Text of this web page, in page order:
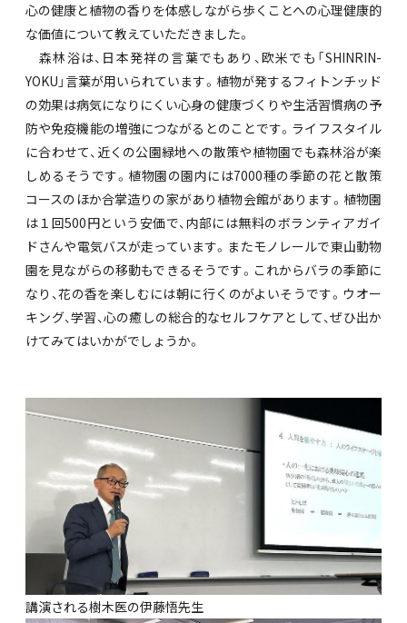
心の健康と植物の香りを体感しながら歩くことへの心理健康的
な価値について教えていただきました。
森林浴は、日本発祥の言葉でもあり、欧米でも「SHINRIN-
YOKU」言葉が用いられています。植物が発するフィトンチッド
の効果は病気になりにくい心身の健康づくりや生活習慣病の予
防や免疫機能の増強につながるとのことです。ライフスタイル
に合わせて、近くの公園緑地への散策や植物園でも森林浴が楽
しめるそうです。植物園の園内には7000種の季節の花と散策
コースのほか合掌造りの家があり植物会館があります。植物園
は１回500円という安価で、内部には無料のボランティアガイ
ドさんや電気バスが走っています。またモノレールで東山動物
園を見ながらの移動もできるそうです。これからバラの季節に
なり、花の香を楽しむには朝に行くのがよいそうです。ウオー
キング、学習、心の癒しの総合的なセルフケアとして、ぜひ出か
けてみてはいかがでしょうか。
講演される樹木医の伊藤悟先生